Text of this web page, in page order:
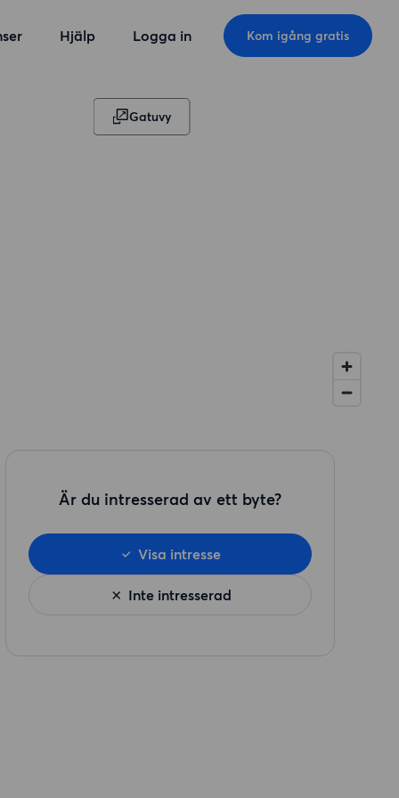
Hjälp Logga in Kom igång gratis
Gatuvy
Är du intresserad av ett byte?
Inte intresserad
Visa intresse